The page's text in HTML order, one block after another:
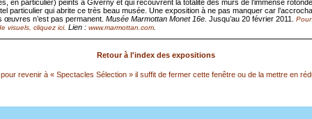
en particulier) peints à Giverny et qui recouvrent la totalité des murs de l’immense
particulier qui abrite ce très beau musée. Une exposition à ne pas manquer car
œuvres n’est pas permanent. Musée Marmottan Monet 16e. Jusqu’au 20 février 2011.
visuels, cliquez ici. Lien : www.marmottan.com
Retour à l'index des expositions
revenir à « Spectacles Sélection » il suffit de fermer cette fenêtre ou de la mettre en